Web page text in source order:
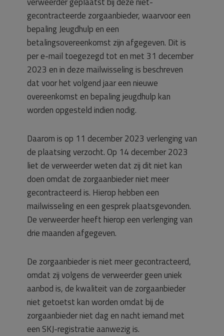
gecontracteerde zorgaanbieder, waarvoor een
bepaling Jeugdhulp en een
betalingsovereenkomst zijn afgegeven. Dit is
per e-mail toegezegd tot en met 31 december
2023 en in deze mailwisseling is beschreven
dat voor het volgend jaar een nieuwe
overeenkomst en bepaling jeugdhulp kan
worden opgesteld indien nodig.
Daarom is op 11 december 2023 verlenging van
de plaatsing verzocht. Op 14 december 2023
liet de verweerder weten dat zij dit niet kan
doen omdat de zorgaanbieder niet meer
gecontracteerd is. Hierop hebben een
mailwisseling en een gesprek plaatsgevonden.
De verweerder heeft hierop een verlenging van
drie maanden afgegeven.
De zorgaanbieder is niet meer gecontracteerd,
omdat zij volgens de verweerder geen uniek
aanbod is, de kwaliteit van de zorgaanbieder
niet getoetst kan worden omdat bij de
zorgaanbieder niet dag en nacht iemand met
een SKJ-registratie aanwezig is.